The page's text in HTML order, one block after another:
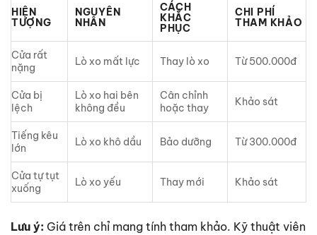
HIỆN
TƯỢNG
NGUYÊN
NHÂN
CÁCH
KHẮC
PHỤC
CHI PHÍ
THAM KHẢO
Cửa rất
nặng
Lò xo mất lực Thay lò xo Từ 500.000đ
Cửa bị
lệch
Lò xo hai bên
không đều
Cân chỉnh
hoặc thay
Khảo sát
Tiếng kêu
lớn
Lò xo khô dầu Bảo dưỡng Từ 300.000đ
Cửa tự tụt
xuống
Lò xo yếu Thay mới Khảo sát
Lưu ý: Giá trên chỉ mang tính tham khảo. Kỹ thuật viên